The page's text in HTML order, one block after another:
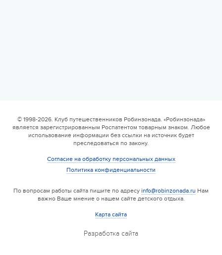
© 1998-2026. Клуб путешественников Робинзонада. «Робинзонада»
является зарегистрированным Роспатентом товарным знаком. Любое
использование информации без ссылки на источник будет
преследоваться по закону.
Согласие на обработку персональных данных
Политика конфиденциальности
По вопросам работы сайта пишите по адресу info@robinzonada.ru Нам
важно Ваше мнение о нашем сайте детского отдыха.
Карта сайта
Разработка сайта